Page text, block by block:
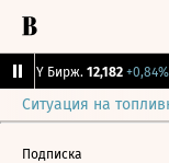
CNY Бирж. 12,182 +0,84%
Ситуация на
Подписка